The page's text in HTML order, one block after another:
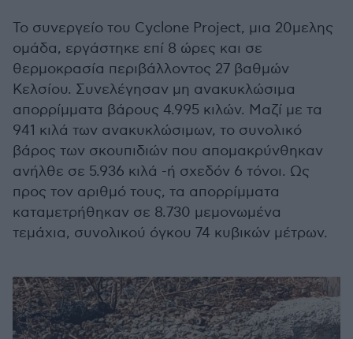
Το συνεργείο του Cyclone Project, μια 20μελης
ομάδα, εργάστηκε επί 8 ώρες και σε
θερμοκρασία περιβάλλοντος 27 βαθμών
Κελσίου. Συνελέγησαν μη ανακυκλώσιμα
απορρίμματα βάρους 4.995 κιλών. Μαζί με τα
941 κιλά των ανακυκλώσιμων, το συνολικό
βάρος των σκουπιδιών που απομακρύνθηκαν
ανήλθε σε 5.936 κιλά -ή σχεδόν 6 τόνοι. Ως
προς τον αριθμό τους, τα απορρίμματα
καταμετρήθηκαν σε 8.730 μεμονωμένα
τεμάχια, συνολικού όγκου 74 κυβικών μέτρων.